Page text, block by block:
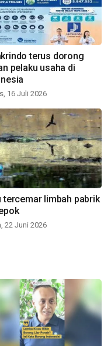
terus dorong
pelaku usaha di
16 Juli 2026
tercemar limbah pabrik
22 Juni 2026